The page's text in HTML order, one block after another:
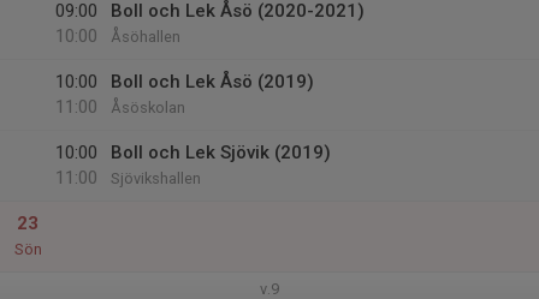
09:00
10:00
Boll och Lek Åsö (2020-2021)
Åsöhallen
10:00
11:00
Boll och Lek Åsö (2019)
Åsöskolan
10:00
11:00
Boll och Lek Sjövik (2019)
Sjövikshallen
23
Sön
v.9